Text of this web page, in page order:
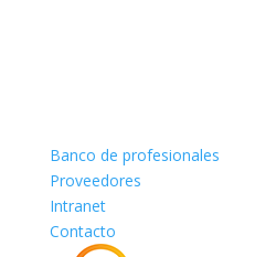
Banco de profesionales
Proveedores
Intranet
Contacto